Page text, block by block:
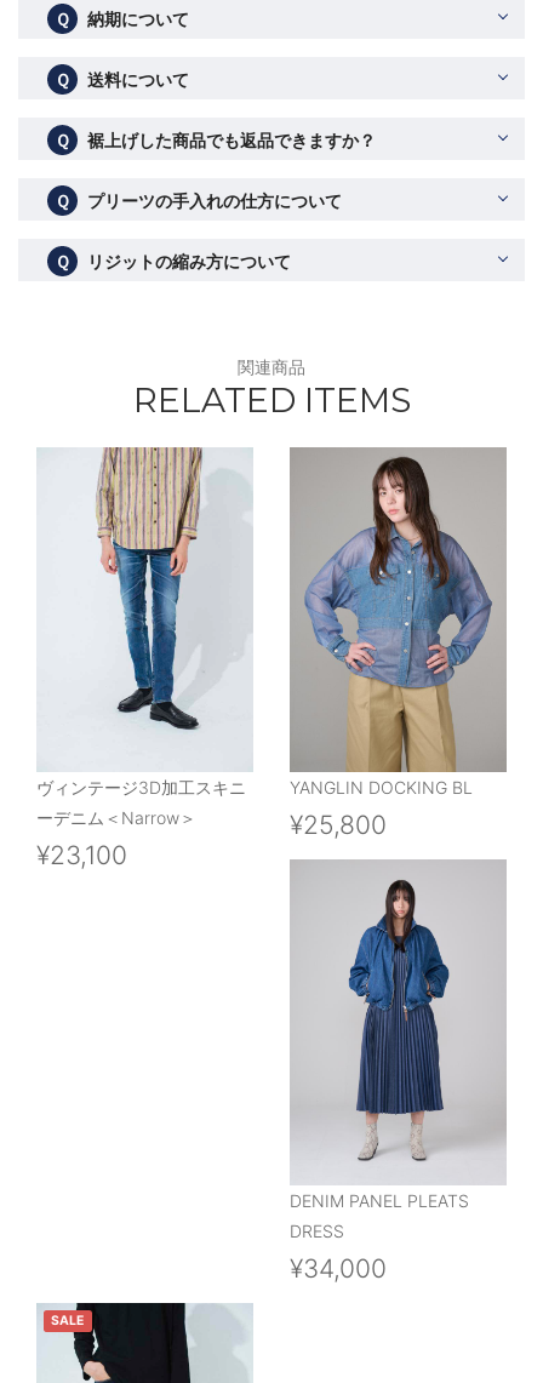
Ｑ 納期について
Ｑ 送料について
Ｑ 裾上げした商品でも返品できますか？
Ｑ プリーツの手入れの仕方について
Ｑ リジットの縮み方について
関連商品
RELATED ITEMS
ヴィンテージ3D加工スキニ
ーデニム＜Narrow＞
¥23,100
YANGLIN DOCKING BL
¥25,800
DENIM PANEL PLEATS
DRESS
¥34,000
SALE